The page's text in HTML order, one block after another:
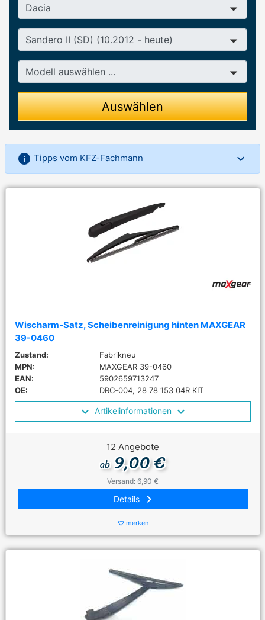
Baureihe
Modell
Auswählen
info Tipps vom KFZ-Fachmann
Wischarm-Satz, Scheibenreinigung hinten MAXGEAR
39-0460
Zustand:
Fabrikneu
MPN:
MAXGEAR 39-0460
EAN:
5902659713247
OE:
DRC-004, 28 78 153 04R KIT
Artikelinformationen
12 Angebote
ab9,00 €
Versand: 6,90 €
Details keyboard_arrow_right
favorite_border merken